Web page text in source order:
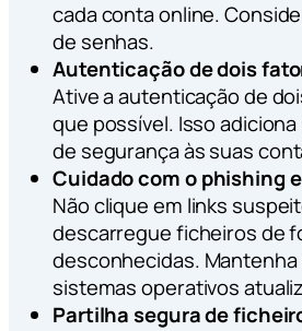
cada conta online.
de senhas.
Autenticação de dois
Ative a autenticação de
que possível. Isso
de segurança às suas
Cuidado com o phishing
Não clique em links
descarregue ficheiros de
desconhecidas.
sistemas operativos
Partilha segura de